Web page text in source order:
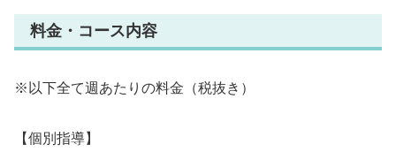
料金・コース内容
※以下全て週あたりの料金（税抜き）
【個別指導】